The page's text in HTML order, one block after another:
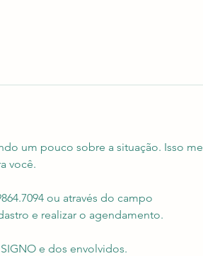
um pouco sobre a situação. Isso me
você.
ou através do campo
e realizar o agendamento.
e dos envolvidos.